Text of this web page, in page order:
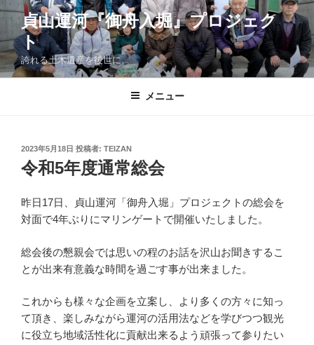
コ
テ
ン
ツ
貞山運河『御舟入堀』プロジェク
ト
誇れる土木遺産を後世に。
メニュー
投
稿
日:
2023年5月18日 投稿者: TEIZAN
令和5年度通常総会
昨日17日、貞山運河「御舟入堀」プロジェクトの総会を
対面で4年ぶりにマリンゲートで開催いたしました。
総会後の懇親会では思いの程のお話を沢山お聞きするこ
とが出来有意義な時間を過ごす事が出来ました。
これからも様々な企画を立案し、より多くの方々に知っ
て頂き、楽しみながら運河の活用法などを学びつつ観光
に役立ち地域活性化に貢献出来るよう頑張って参りたい